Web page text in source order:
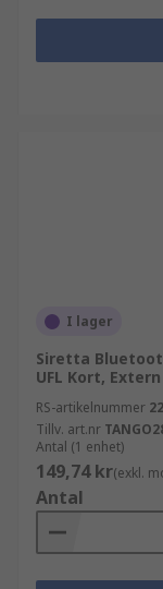
I lager
Siretta
UFL Kort, Extern
RS-artikelnummer
Tillv. art.nr
Antal (1 enhet)
149,74 kr(exkl.
Antal